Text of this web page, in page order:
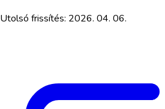
Utolsó frissítés: 2026. 04. 06.